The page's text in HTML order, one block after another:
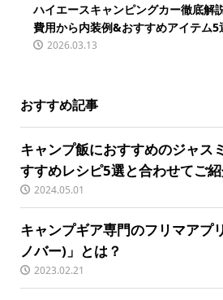
ハイエースキャンピングカー徹底解
費用から内装例&おすすめアイテム5
2026.03.13
おすすめ記事
キャンプ飯におすすめのジャス
すすめレシピ5選と合わせてご紹
2024.05.01
キャンプギア専門のフリマアプ
ノバー)」とは？
2023.02.21